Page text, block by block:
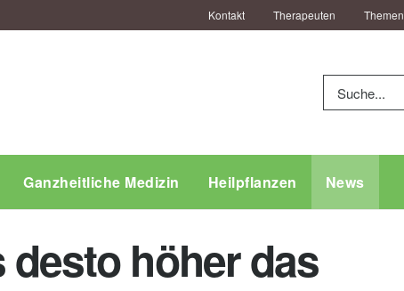
Kontakt Therapeuten Themen
Ganzheitliche Medizin Heilpflanzen News
höher das